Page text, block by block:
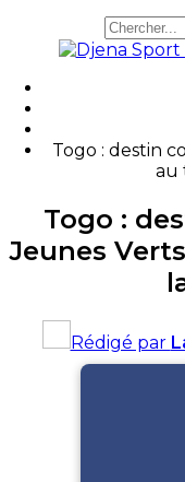
Togo : destin
au
Togo :
Jeunes
Rédigé par